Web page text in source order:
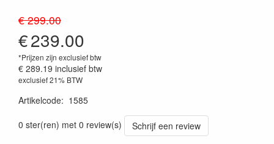
€ 299.00
€239.00
*Prijzen zijn exclusief btw
€ 289.19 inclusief btw
exclusief 21% BTW
Artikelcode: 1585
0 ster(ren) met 0 review(s)
Schrijf een review